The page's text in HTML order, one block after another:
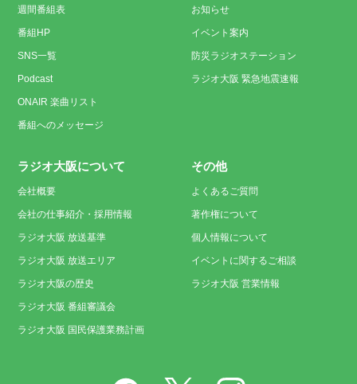
週間番組表
番組HP
SNS一覧
Podcast
ONAIR 楽曲リスト
番組へのメッセージ
お知らせ
イベント案内
防災ラジオステーション
ラジオ大阪 緊急地震速報
ラジオ大阪について
会社概要
会社の仕事紹介・採用情報
ラジオ大阪 放送基準
ラジオ大阪 放送エリア
ラジオ大阪の歴史
ラジオ大阪 番組審議会
ラジオ大阪 国民保護業務計画
その他
よくあるご質問
著作権について
個人情報について
イベントに関するご相談
ラジオ大阪 営業情報